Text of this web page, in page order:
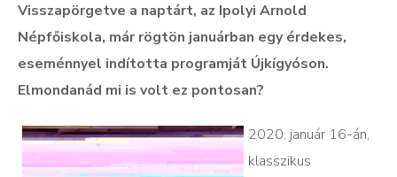
Visszapörgetve a naptárt, az Ipolyi Arnold
Népfőiskola, már rögtön januárban egy érdekes,
eseménnyel indította programját Újkígyóson.
Elmondanád mi is volt ez pontosan?
2020. január 16-án,
klasszikus